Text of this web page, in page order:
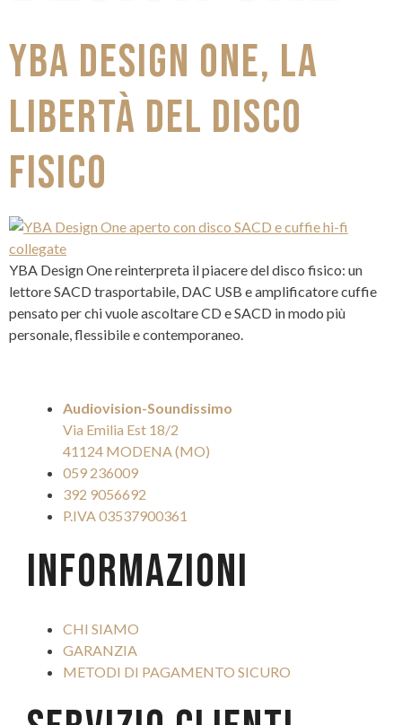
YBA DESIGN ONE, LA
LIBERTÀ DEL DISCO
FISICO
YBA Design One reinterpreta il piacere del disco fisico: un
lettore SACD trasportabile, DAC USB e amplificatore cuffie
pensato per chi vuole ascoltare CD e SACD in modo più
personale, flessibile e contemporaneo.
Audiovision-Soundissimo
Via Emilia Est 18/2
41124 MODENA (MO)
059 236009
392 9056692
P.IVA 03537900361
INFORMAZIONI
CHI SIAMO
GARANZIA
METODI DI PAGAMENTO SICURO